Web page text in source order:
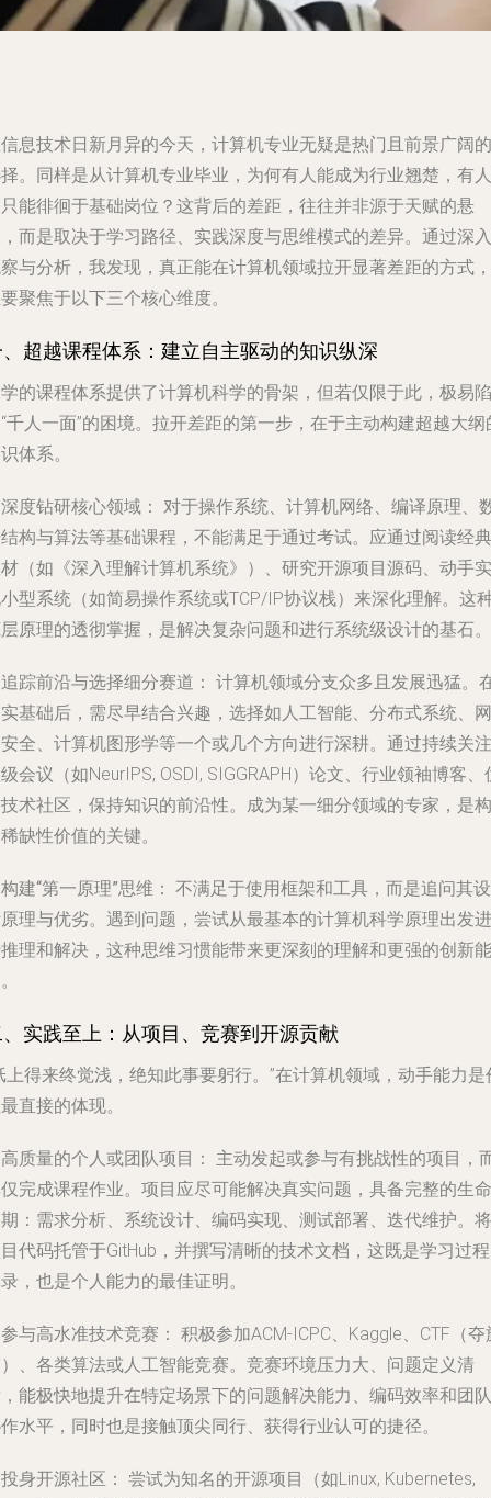
息技术日新月异的今天，计算机专业无疑是热门且前景广阔的
。同样是从计算机专业毕业，为何有人能成为行业翘楚，有人
能徘徊于基础岗位？这背后的差距，往往并非源于天赋的悬
而是取决于学习路径、实践深度与思维模式的差异。通过深入
与分析，我发现，真正能在计算机领域拉开显著差距的方式，
聚焦于以下三个核心维度。
超越课程体系：建立自主驱动的知识纵深
的课程体系提供了计算机科学的骨架，但若仅限于此，极易陷
千人一面”的困境。拉开差距的第一步，在于主动构建超越大纲
体系。
度钻研核心领域： 对于操作系统、计算机网络、编译原理、
构与算法等基础课程，不能满足于通过考试。应通过阅读经典
（如《深入理解计算机系统》）、研究开源项目源码、动手实
型系统（如简易操作系统或TCP/IP协议栈）来深化理解。这
原理的透彻掌握，是解决复杂问题和进行系统级设计的基石。
踪前沿与选择细分赛道： 计算机领域分支众多且发展迅猛。
基础后，需尽早结合兴趣，选择如人工智能、分布式系统、网
全、计算机图形学等一个或几个方向进行深耕。通过持续关注
会议（如NeurIPS, OSDI, SIGGRAPH）论文、行业领袖博客、
术社区，保持知识的前沿性。成为某一细分领域的专家，是构
缺性价值的关键。
建“第一原理”思维： 不满足于使用框架和工具，而是追问其设
理与优劣。遇到问题，尝试从最基本的计算机科学原理出发进
理和解决，这种思维习惯能带来更深刻的理解和更强的创新能
实践至上：从项目、竞赛到开源贡献
上得来终觉浅，绝知此事要躬行。”在计算机领域，动手能力是
直接的体现。
质量的个人或团队项目：
主动发起或参与有挑战性的项目，
完成课程作业。项目应尽可能解决真实问题，具备完整的生命
：需求分析、系统设计、编码实现、测试部署、迭代维护。将
代码托管于GitHub，并撰写清晰的技术文档，这既是学习过
，也是个人能力的最佳证明。
与高水准技术竞赛： 积极参加ACM-ICPC、Kaggle、CTF（夺
、各类算法或人工智能竞赛。竞赛环境压力大、问题定义清
能极快地提升在特定场景下的问题解决能力、编码效率和团队
水平，同时也是接触顶尖同行、获得行业认可的捷径。
身开源社区： 尝试为知名的开源项目（如Linux, Kubernetes,